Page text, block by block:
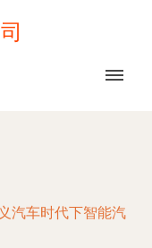
汽车时代下智能汽